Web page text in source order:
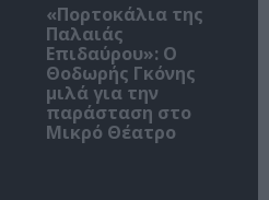
«Πορτοκάλια της
Παλαιάς
Επιδαύρου»: Ο
Θοδωρής Γκόνης
μιλά για την
παράσταση στο
Μικρό Θέατρο